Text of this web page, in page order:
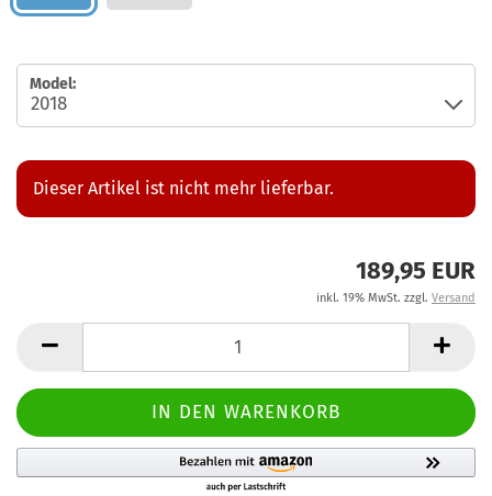
Model:
Dieser Artikel ist nicht mehr lieferbar.
189,95 EUR
inkl. 19% MwSt. zzgl. Versand